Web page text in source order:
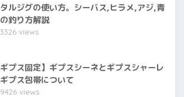
ルジグの使い方。シーバス,ヒラメ,アジ,青
釣り方解説
views
ギプス固定】ギプスシーネとギプスシャーレ
プス包帯について
views